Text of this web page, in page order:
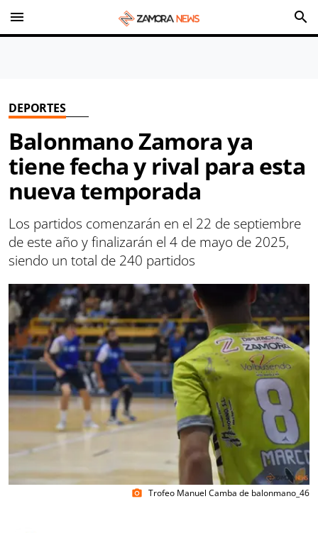
menu search
DEPORTES
Balonmano Zamora ya
tiene fecha y rival para esta
nueva temporada
Los partidos comenzarán en el 22 de septiembre
de este año y finalizarán el 4 de mayo de 2025,
siendo un total de 240 partidos
photo_camera Trofeo Manuel Camba de balonmano_46